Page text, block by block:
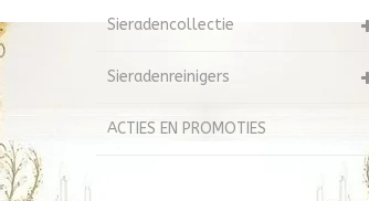
Sieradencollectie
Sieradenreinigers
ACTIES EN PROMOTIES